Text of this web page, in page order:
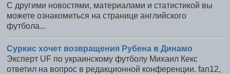
С другими новостями, материалами и статистикой вы
можете ознакомиться на странице английского
футбола...
Суркис хочет возвращения Рубена в Динамо
Эксперт UF по украинскому футболу Михаил Кекс
ответил на вопрос в редакционной конференции. fan12,